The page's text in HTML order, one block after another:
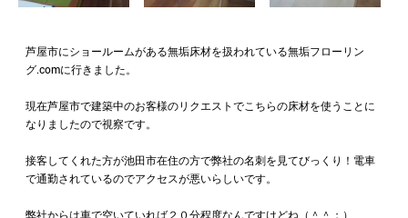
芦屋市にショールームがある無垢床材を扱われている無垢フローリン
グ.comに行きました。
現在芦屋市で建築中のお客様のリクエストでこちらの床材を使うことに
なりましたので視察です。
接客してくれた方が池田市在住の方で弊社の名刺を見てびっくり！電車
で通勤されているのでアクセスが悪いらしいです。
弊社からは車で空いていれば２０分程度なんですけどね（＾＾；）